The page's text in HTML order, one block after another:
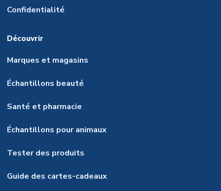
Confidentialité
Découvrir
Marques et magasins
Échantillons beauté
Santé et pharmacie
Échantillons pour animaux
Tester des produits
Guide des cartes-cadeaux